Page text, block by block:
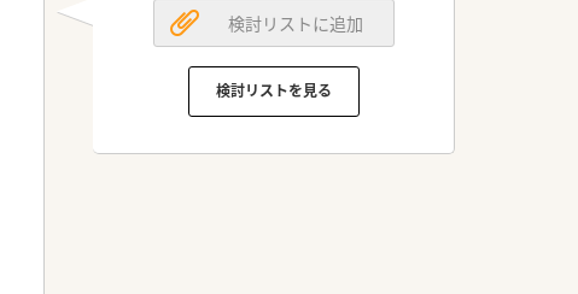
検討リストに追加
検討リストを見る